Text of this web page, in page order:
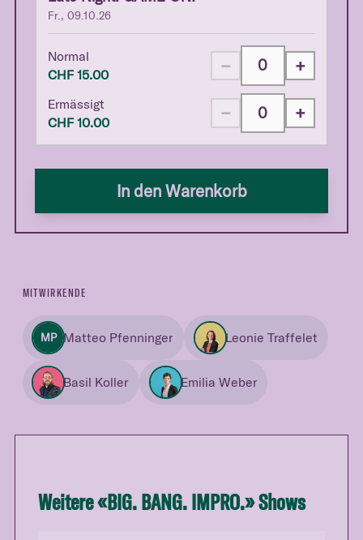
Fr., 09.10.26
Normal
CHF15.00 − +
Ermässigt
CHF10.00 − +
In den Warenkorb
MITWIRKENDE
MP Matteo Pfenninger Leonie Traffelet
Basil Koller Emilia Weber
Weitere «BIG. BANG. IMPRO.» Shows